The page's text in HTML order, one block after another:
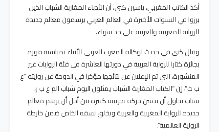
أكد الكاتب المغربي، ياسين كني، أن الأدباء المغاربة الشباب الذين
برزوا في السنوات الأخيرة في العالم العربي يرسمون معالم جديدة
للرواية المغربية والعربية على حد سواء.
وقال كني في حديث لوكالة المغرب العربي للأنباء بمناسبة فوزه
بجائزة كتارا للرواية العربية في دورتها العاشرة في فئة الروايات غير
المنشورة، التي تم الإعلان عن نتائجها مؤخرا في الدوحة عن روايته “ع
ب ث”، إن “الكتاب المغاربة الشباب يمثلون اليوم شباب الم ع ب ر،
شباب يحاول أن يدشن حركة تجريبية كبيرة من أجل أن يرسم معالم
جديدة للرواية المغربية والعربية ويخلق نسقه الخاص ضمن خارطة
الرواية العالمية”.